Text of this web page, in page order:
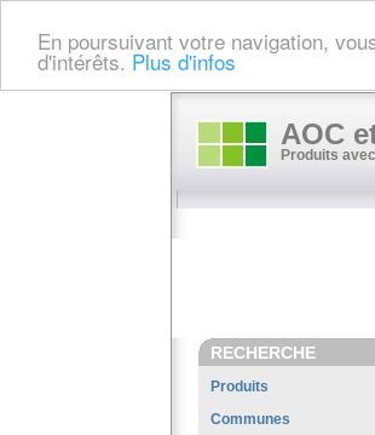
En poursuivant votre navigation,
d'intérêts. Plus d'infos
AOC
Produits
RECHERCHE
Produits
Communes